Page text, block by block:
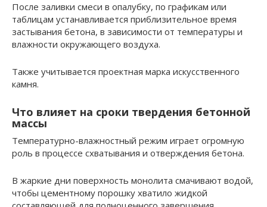
После заливки смеси в опалубку, по графикам или
таблицам устанавливается приблизительное время
застывания бетона, в зависимости от температуры и
влажности окружающего воздуха.
Также учитывается проектная марка искусственного
камня.
Что влияет на сроки твердения бетонной
массы
Температурно-влажностный режим играет огромную
роль в процессе схватывания и отверждения бетона.
В жаркие дни поверхность монолита смачивают водой,
чтобы цементному порошку хватило жидкой